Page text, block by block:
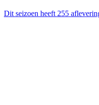
Dit seizoen heeft 255